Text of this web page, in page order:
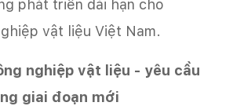
phát triển dài hạn cho
vật liệu Việt Nam.
nghiệp vật liệu - yêu cầu
giai đoạn mới